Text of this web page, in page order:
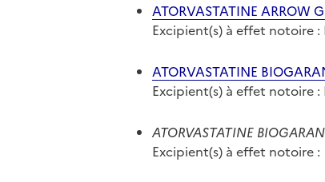
ATORVASTATINE ARROW
Excipient(s) à effet notoire :
ATORVASTATINE
Excipient(s) à effet notoire :
ATORVASTATINE
Excipient(s) à effet notoire :